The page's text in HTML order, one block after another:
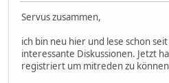
Servus zusammen,
ich bin neu hier und lese schon
interessante Diskussionen. Jetzt
registriert um mitreden zu